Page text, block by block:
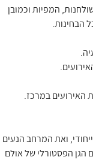
המפיות וכמובן
הבחינות.
האירועים במרכז.
ואת המרחב הנעים
הגן הפסטורלי של אולם